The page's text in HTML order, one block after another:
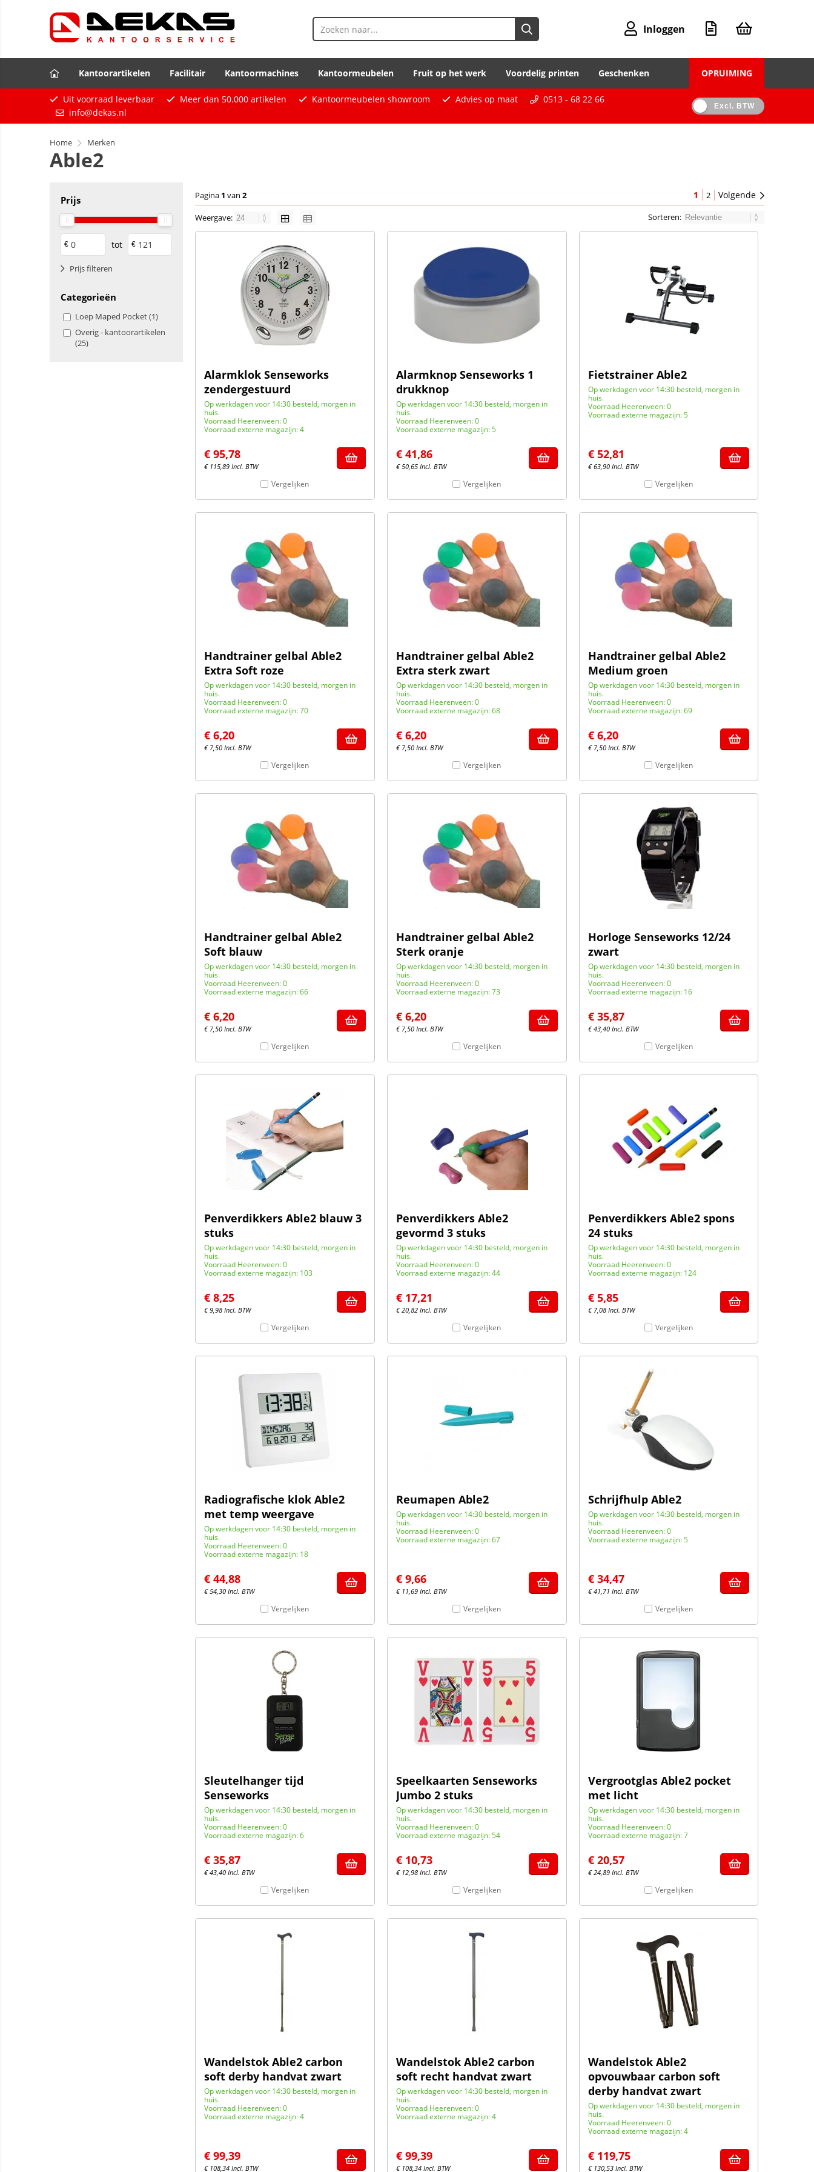
Inloggen
Kantoorartikelen Facilitair Kantoormachines Kantoormeubelen Fruit op het werk Voordelig printen Geschenken OPRUIMING
Uit voorraad leverbaar Meer dan 50.000 artikelen Kantoormeubelen showroom Advies op maat
0513 - 68 22 66
info@dekas.nl
Excl. BTW
Home Merken
Able2
Prijs
€ tot €
Prijs filteren
Categorieën
Loep Maped Pocket (1)
Overig - kantoorartikelen
(25)
Pagina 1 van 2 1 2 Volgende
Weergave: Sorteren:
Alarmklok Senseworks
zendergestuurd
Op werkdagen voor 14:30 besteld, morgen in
huis.
Voorraad Heerenveen: 0
Voorraad externe magazijn: 4
€ 95,78
€ 115,89 Incl. BTW
Vergelijken
Alarmknop Senseworks 1
drukknop
Op werkdagen voor 14:30 besteld, morgen in
huis.
Voorraad Heerenveen: 0
Voorraad externe magazijn: 5
€ 41,86
€50,65 Incl. BTW
Vergelijken
Fietstrainer Able2
Op werkdagen voor 14:30 besteld, morgen in
huis.
Voorraad Heerenveen: 0
Voorraad externe magazijn: 5
€ 52,81
€63,90 Incl. BTW
Vergelijken
Handtrainer gelbal Able2
Extra Soft roze
Op werkdagen voor 14:30 besteld, morgen in
huis.
Voorraad Heerenveen: 0
Voorraad externe magazijn: 70
€ 6,20
€ 7,50 Incl. BTW
Vergelijken
Handtrainer gelbal Able2
Extra sterk zwart
Op werkdagen voor 14:30 besteld, morgen in
huis.
Voorraad Heerenveen: 0
Voorraad externe magazijn: 68
€ 6,20
€ 7,50 Incl. BTW
Vergelijken
Handtrainer gelbal Able2
Medium groen
Op werkdagen voor 14:30 besteld, morgen in
huis.
Voorraad Heerenveen: 0
Voorraad externe magazijn: 69
€ 6,20
€ 7,50 Incl. BTW
Vergelijken
Handtrainer gelbal Able2
Soft blauw
Op werkdagen voor 14:30 besteld, morgen in
huis.
Voorraad Heerenveen: 0
Voorraad externe magazijn: 66
€ 6,20
€ 7,50 Incl. BTW
Vergelijken
Handtrainer gelbal Able2
Sterk oranje
Op werkdagen voor 14:30 besteld, morgen in
huis.
Voorraad Heerenveen: 0
Voorraad externe magazijn: 73
€ 6,20
€ 7,50 Incl. BTW
Vergelijken
Horloge Senseworks 12/24
zwart
Op werkdagen voor 14:30 besteld, morgen in
huis.
Voorraad Heerenveen: 0
Voorraad externe magazijn: 16
€ 35,87
€43,40 Incl. BTW
Vergelijken
Penverdikkers Able2 blauw 3
stuks
Op werkdagen voor 14:30 besteld, morgen in
huis.
Voorraad Heerenveen: 0
Voorraad externe magazijn: 103
€ 8,25
€9,98 Incl. BTW
Vergelijken
Penverdikkers Able2
gevormd 3 stuks
Op werkdagen voor 14:30 besteld, morgen in
huis.
Voorraad Heerenveen: 0
Voorraad externe magazijn: 44
€ 17,21
€20,82 Incl. BTW
Vergelijken
Penverdikkers Able2 spons
24 stuks
Op werkdagen voor 14:30 besteld, morgen in
huis.
Voorraad Heerenveen: 0
Voorraad externe magazijn: 124
€ 5,85
€ 7,08 Incl. BTW
Vergelijken
Radiografische klok Able2
met temp weergave
Op werkdagen voor 14:30 besteld, morgen in
huis.
Voorraad Heerenveen: 0
Voorraad externe magazijn: 18
€ 44,88
€54,30 Incl. BTW
Vergelijken
Reumapen Able2
Op werkdagen voor 14:30 besteld, morgen in
huis.
Voorraad Heerenveen: 0
Voorraad externe magazijn: 67
€ 9,66
€ 11,69 Incl. BTW
Vergelijken
Schrijfhulp Able2
Op werkdagen voor 14:30 besteld, morgen in
huis.
Voorraad Heerenveen: 0
Voorraad externe magazijn: 5
€ 34,47
€41,71 Incl. BTW
Vergelijken
Sleutelhanger tijd
Senseworks
Op werkdagen voor 14:30 besteld, morgen in
huis.
Voorraad Heerenveen: 0
Voorraad externe magazijn: 6
€ 35,87
€43,40 Incl. BTW
Vergelijken
Speelkaarten Senseworks
Jumbo 2 stuks
Op werkdagen voor 14:30 besteld, morgen in
huis.
Voorraad Heerenveen: 0
Voorraad externe magazijn: 54
€ 10,73
€ 12,98 Incl. BTW
Vergelijken
Vergrootglas Able2 pocket
met licht
Op werkdagen voor 14:30 besteld, morgen in
huis.
Voorraad Heerenveen: 0
Voorraad externe magazijn: 7
€ 20,57
€24,89 Incl. BTW
Vergelijken
Wandelstok Able2 carbon
soft derby handvat zwart
Op werkdagen voor 14:30 besteld, morgen in
huis.
Voorraad Heerenveen: 0
Voorraad externe magazijn: 4
€ 99,39
€ 108,34 Incl. BTW
Wandelstok Able2 carbon
soft recht handvat zwart
Op werkdagen voor 14:30 besteld, morgen in
huis.
Voorraad Heerenveen: 0
Voorraad externe magazijn: 4
€ 99,39
€ 108,34 Incl. BTW
Wandelstok Able2
opvouwbaar carbon soft
derby handvat zwart
Op werkdagen voor 14:30 besteld, morgen in
huis.
Voorraad Heerenveen: 0
Voorraad externe magazijn: 4
€ 119,75
€ 130,53 Incl. BTW